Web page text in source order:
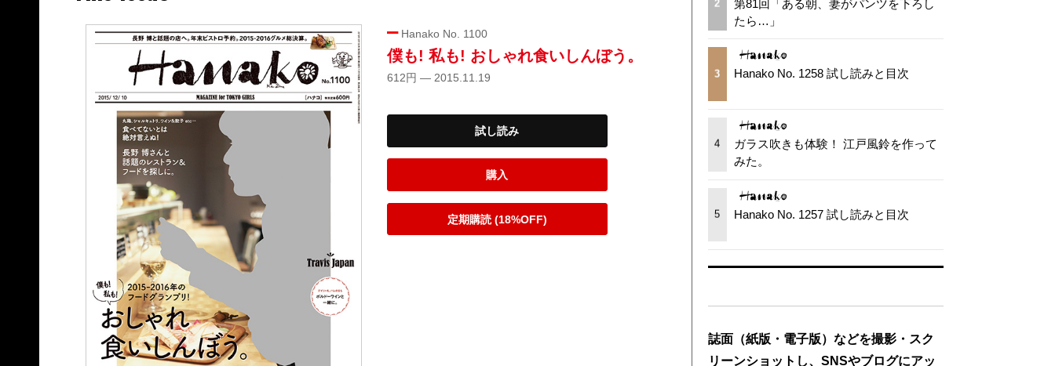
Hanako No. 1100
僕も! 私も! おしゃれ食いしんぼう。
612円 — 2015.11.19
試し読み
購入
定期購読 (18%OFF)
2
第81回「ある朝、妻がパンツを下ろし
たら…」
3 Hanako No. 1258 試し読みと目次
4
ガラス吹きも体験！ 江戸風鈴を作って
みた。
5 Hanako No. 1257 試し読みと目次
誌面（紙版・電子版）などを撮影・スク
リーンショットし、SNSやブログにアッ